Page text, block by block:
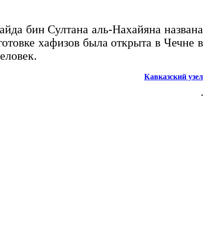
бин Султана аль-Нахайяна названа
хафизов была открыта в Чечне в
Кавказский узел
.